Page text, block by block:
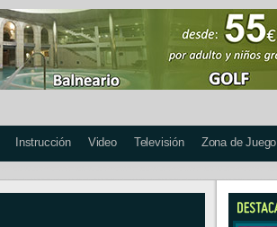
Instrucción Video Televisión Zona de Juego